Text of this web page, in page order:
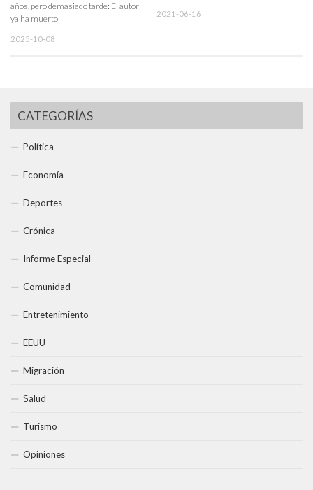
años, pero demasiado tarde: El autor
ya ha muerto
2025-10-08
2021-06-16
CATEGORÍAS
Política
Economía
Deportes
Crónica
Informe Especial
Comunidad
Entretenimiento
EEUU
Migración
Salud
Turismo
Opiniones